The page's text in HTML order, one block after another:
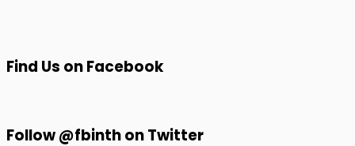
Find Us on Facebook
Follow @fbinth on Twitter